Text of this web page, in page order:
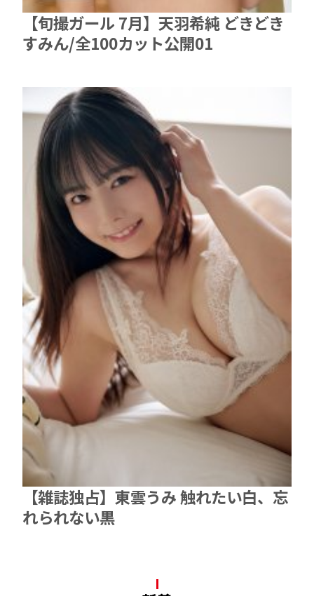
【旬撮ガール 7月】天羽希純 どきどき
すみん/全100カット公開01
【雑誌独占】東雲うみ 触れたい白、忘
れられない黒